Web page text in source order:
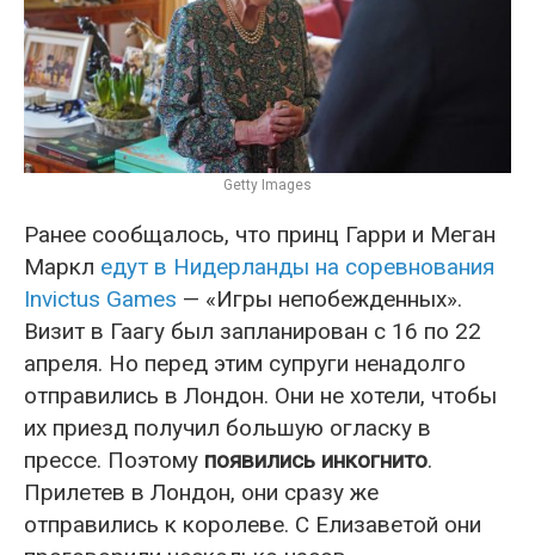
Getty Images
Ранее сообщалось, что принц Гарри и Меган
Маркл едут в Нидерланды на соревнования
Invictus Games — «Игры непобежденных».
Визит в Гаагу был запланирован с 16 по 22
апреля. Но перед этим супруги ненадолго
отправились в Лондон. Они не хотели, чтобы
их приезд получил большую огласку в
прессе. Поэтому появились инкогнито.
Прилетев в Лондон, они сразу же
отправились к королеве. С Елизаветой они